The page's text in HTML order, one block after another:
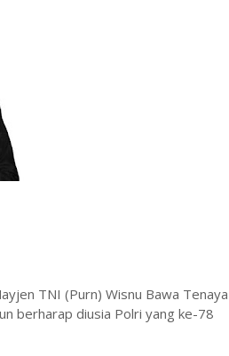
TNI (Purn) Wisnu Bawa Tenaya
berharap diusia Polri yang ke-78